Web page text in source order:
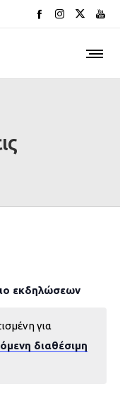
εκδηλώσεων
για
διαθέσιμη